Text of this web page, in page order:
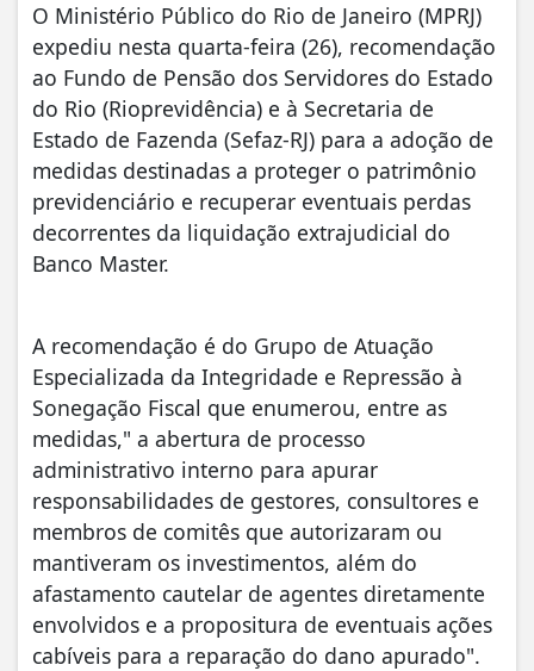
O Ministério Público do Rio de Janeiro (MPRJ)
expediu nesta quarta-feira (26), recomendação
ao Fundo de Pensão dos Servidores do Estado
do Rio (Rioprevidência) e à Secretaria de
Estado de Fazenda (Sefaz-RJ) para a adoção de
medidas destinadas a proteger o patrimônio
previdenciário e recuperar eventuais perdas
decorrentes da liquidação extrajudicial do
Banco Master.
A recomendação é do Grupo de Atuação
Especializada da Integridade e Repressão à
Sonegação Fiscal que enumerou, entre as
medidas," a abertura de processo
administrativo interno para apurar
responsabilidades de gestores, consultores e
membros de comitês que autorizaram ou
mantiveram os investimentos, além do
afastamento cautelar de agentes diretamente
envolvidos e a propositura de eventuais ações
cabíveis para a reparação do dano apurado".